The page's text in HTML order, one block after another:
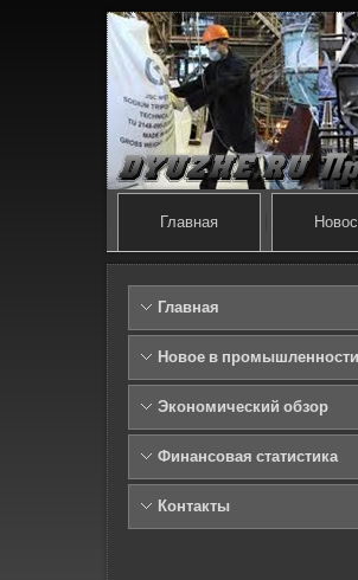
Главная
Главная
Новое в промышленности
Экономический обзор
Финансовая статистика
Контакты